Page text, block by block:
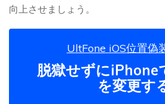
向上させましょう。
UltFone iOS位置偽
脱獄せずにiPhone
を変更す